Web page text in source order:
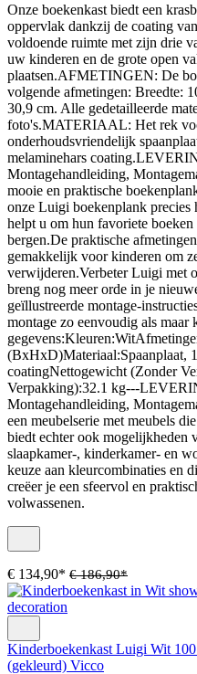
Onze boekenkast biedt een
oppervlak dankzij de coating
voldoende ruimte met zijn drie
uw kinderen en de grote open
plaatsen.AFMETINGEN: De
volgende afmetingen: Breedte:
30,9 cm. Alle gedetailleerde
foto's.MATERIAAL: Het rek
onderhoudsvriendelijk
melaminehars
Montagehandleiding,
mooie en praktische
onze Luigi boekenplank
helpt u om hun favoriete
bergen.De praktische
gemakkelijk voor kinderen om
verwijderen.Verbeter Luigi met
breng nog meer orde in je
geïllustreerde montage-
montage zo eenvoudig als maar
(BxHxD)Materiaal:Spaanplaat,
coatingNettogewicht (Zonder
Verpakking):32.1 kg---
Montagehandleiding,
een meubelserie met meubels
biedt echter ook mogelijkheden
slaapkamer-, kinderkamer- en
keuze aan kleurcombinaties en
creëer je een sfeervol en
volwassenen.
€ 134,90* € 186,90*
Kinderboekenkast Luigi Wit
(gekleurd) Vicco